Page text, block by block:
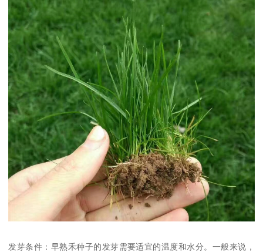
发芽条件：早熟禾种子的发芽需要适宜的温度和水分。一般来说，